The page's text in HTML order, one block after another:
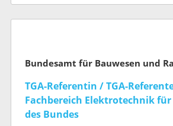
TGA-Referentin / TGA-
Fachbereich Elektrotechnik
des Bundes